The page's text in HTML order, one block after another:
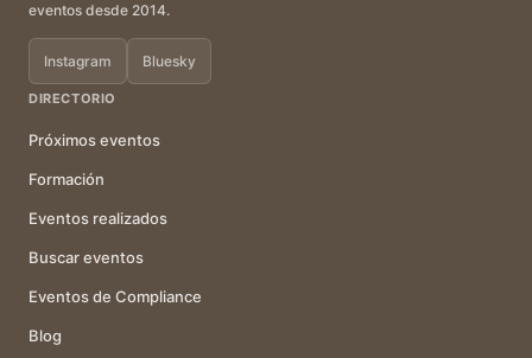
eventos desde 2014.
Instagram Bluesky
DIRECTORIO
Próximos eventos
Formación
Eventos realizados
Buscar eventos
Eventos de Compliance
Blog